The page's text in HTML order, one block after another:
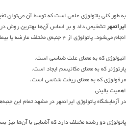
به طور کلی پاتولوژی علمی است که توسط آن می‌توان
ایرانمهر
انجام می‌شود. پاتولوژی از ۴ جنبه‌ی مختلف عارضه یا بیماری را ارزیابی می‌کند که به شرح زیر است.
اتیولوژی که به معنای علت شناسی است.
پارتوژنر که به معنای مکانیسم ایجاد است.
مرفولوژی که به معنای ریخت شناسی است.
اهمیت بالینی
در آزمایشگاه پاتولوژی ایرانمهر در مشهد تمام این
پاتولوژی دو رشته مختلف دارد که آشنایی با آن‌ها نیز